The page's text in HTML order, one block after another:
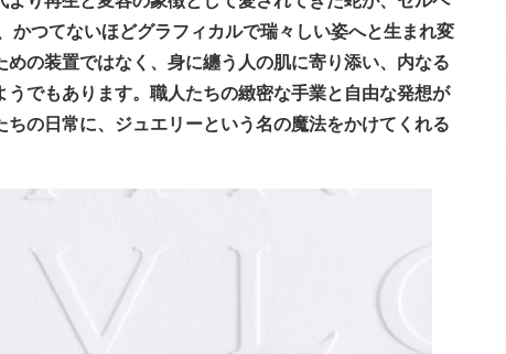
かつてないほどグラフィカルで瑞々しい姿へと生まれ変
の装置ではなく、身に纏う人の肌に寄り添い、内なる
でもあります。職人たちの緻密な手業と自由な発想が
の日常に、ジュエリーという名の魔法をかけてくれる